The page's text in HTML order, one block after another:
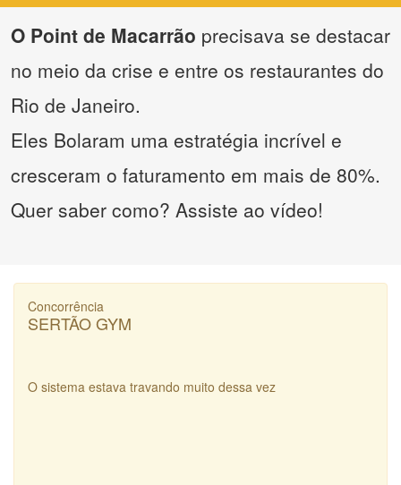
O Point de Macarrão precisava se destacar
no meio da crise e entre os restaurantes do
Rio de Janeiro.
Eles Bolaram uma estratégia incrível e
cresceram o faturamento em mais de 80%.
Quer saber como? Assiste ao vídeo!
Concorrência
SERTÃO GYM
O sistema estava travando muito dessa vez